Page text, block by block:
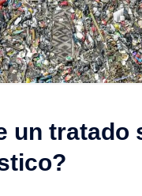
un tratado